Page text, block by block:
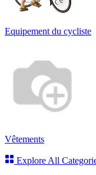
Equipement du cycliste
Vêtements
Explore All